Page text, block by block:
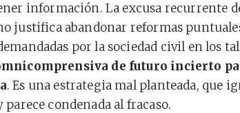
información. La excusa recurrente
justifica abandonar reformas
por la sociedad civil en los
de futuro incierto
. Es una estrategia mal planteada, que
condenada al fracaso.